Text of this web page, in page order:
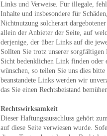
Links und Verweise. Für illegale,
Inhalte und insbesondere für
Nichtnutzung solcherart
allein der Anbieter der Seite, auf
derjenige, der über Links auf die
Sollten Sie trotz unserer sorgfältigen
Sicht bedenklichen Link finden
wünschen, so teilen Sie uns dies
beanstandete Links werden wir
das Sie einen Rechtsbeistand
Rechtswirksamkeit
Dieser Haftungsausschluss gehört
auf diese Seite verwiesen wurde.